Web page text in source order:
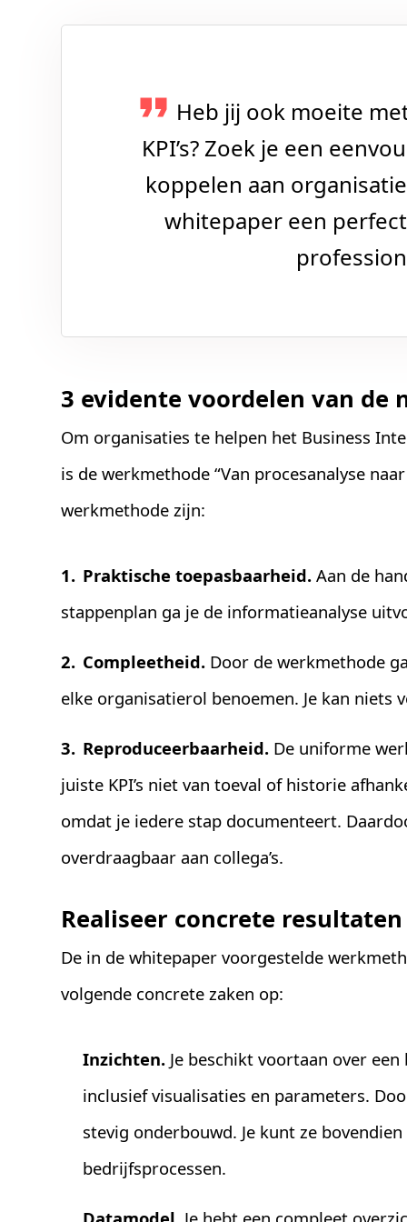
Heb jij ook moeite
KPI’s? Zoek je een
koppelen aan
whitepaper een
3 evidente voordelen van de
Om organisaties te helpen het Business
is de werkmethode “Van procesanalyse
werkmethode zijn:
Praktische toepasbaarheid. Aan de
stappenplan ga je de informatieanalyse
Compleetheid. Door de werkmethode
elke organisatierol benoemen. Je kan niets
Reproduceerbaarheid. De uniforme
juiste KPI’s niet van toeval of historie
omdat je iedere stap documenteert.
overdraagbaar aan collega’s.
Realiseer concrete resultaten
De in de whitepaper voorgestelde
volgende concrete zaken op:
Inzichten. Je beschikt voortaan over
inclusief visualisaties en parameters.
stevig onderbouwd. Je kunt ze
bedrijfsprocessen.